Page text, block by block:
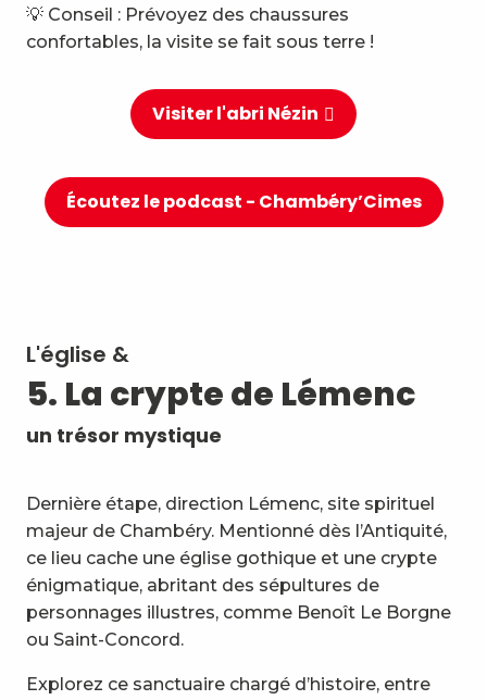
Écoutez le podcast - Chambéry’Cimes
💡 Conseil : Prévoyez des chaussures
confortables, la visite se fait sous terre !
Visiter l'abri Nézin
L'église &
5. La crypte de Lémenc
un trésor mystique
Dernière étape, direction Lémenc, site spirituel
majeur de Chambéry. Mentionné dès l’Antiquité,
ce lieu cache une église gothique et une crypte
énigmatique, abritant des sépultures de
personnages illustres, comme Benoît Le Borgne
ou Saint-Concord.
Explorez ce sanctuaire chargé d’histoire, entre